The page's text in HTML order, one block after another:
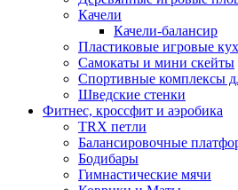
Качели
Качели-балансир
Пластиковые игровые
Самокаты и мини скейты
Спортивные комплексы
Шведские стенки
Фитнес, кроссфит и аэробика
TRX петли
Балансировочные
Бодибары
Гимнастические мячи